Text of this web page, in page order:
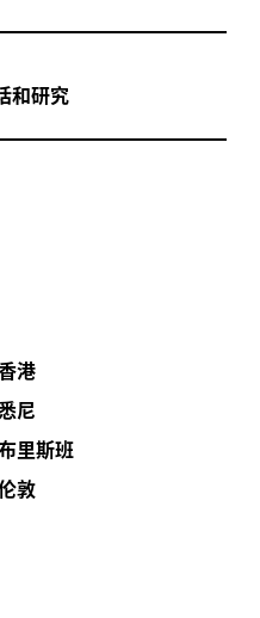
和研究
港
尼
里斯班
敦